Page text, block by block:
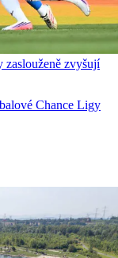
zaslouženě zvyšují
Chance Ligy